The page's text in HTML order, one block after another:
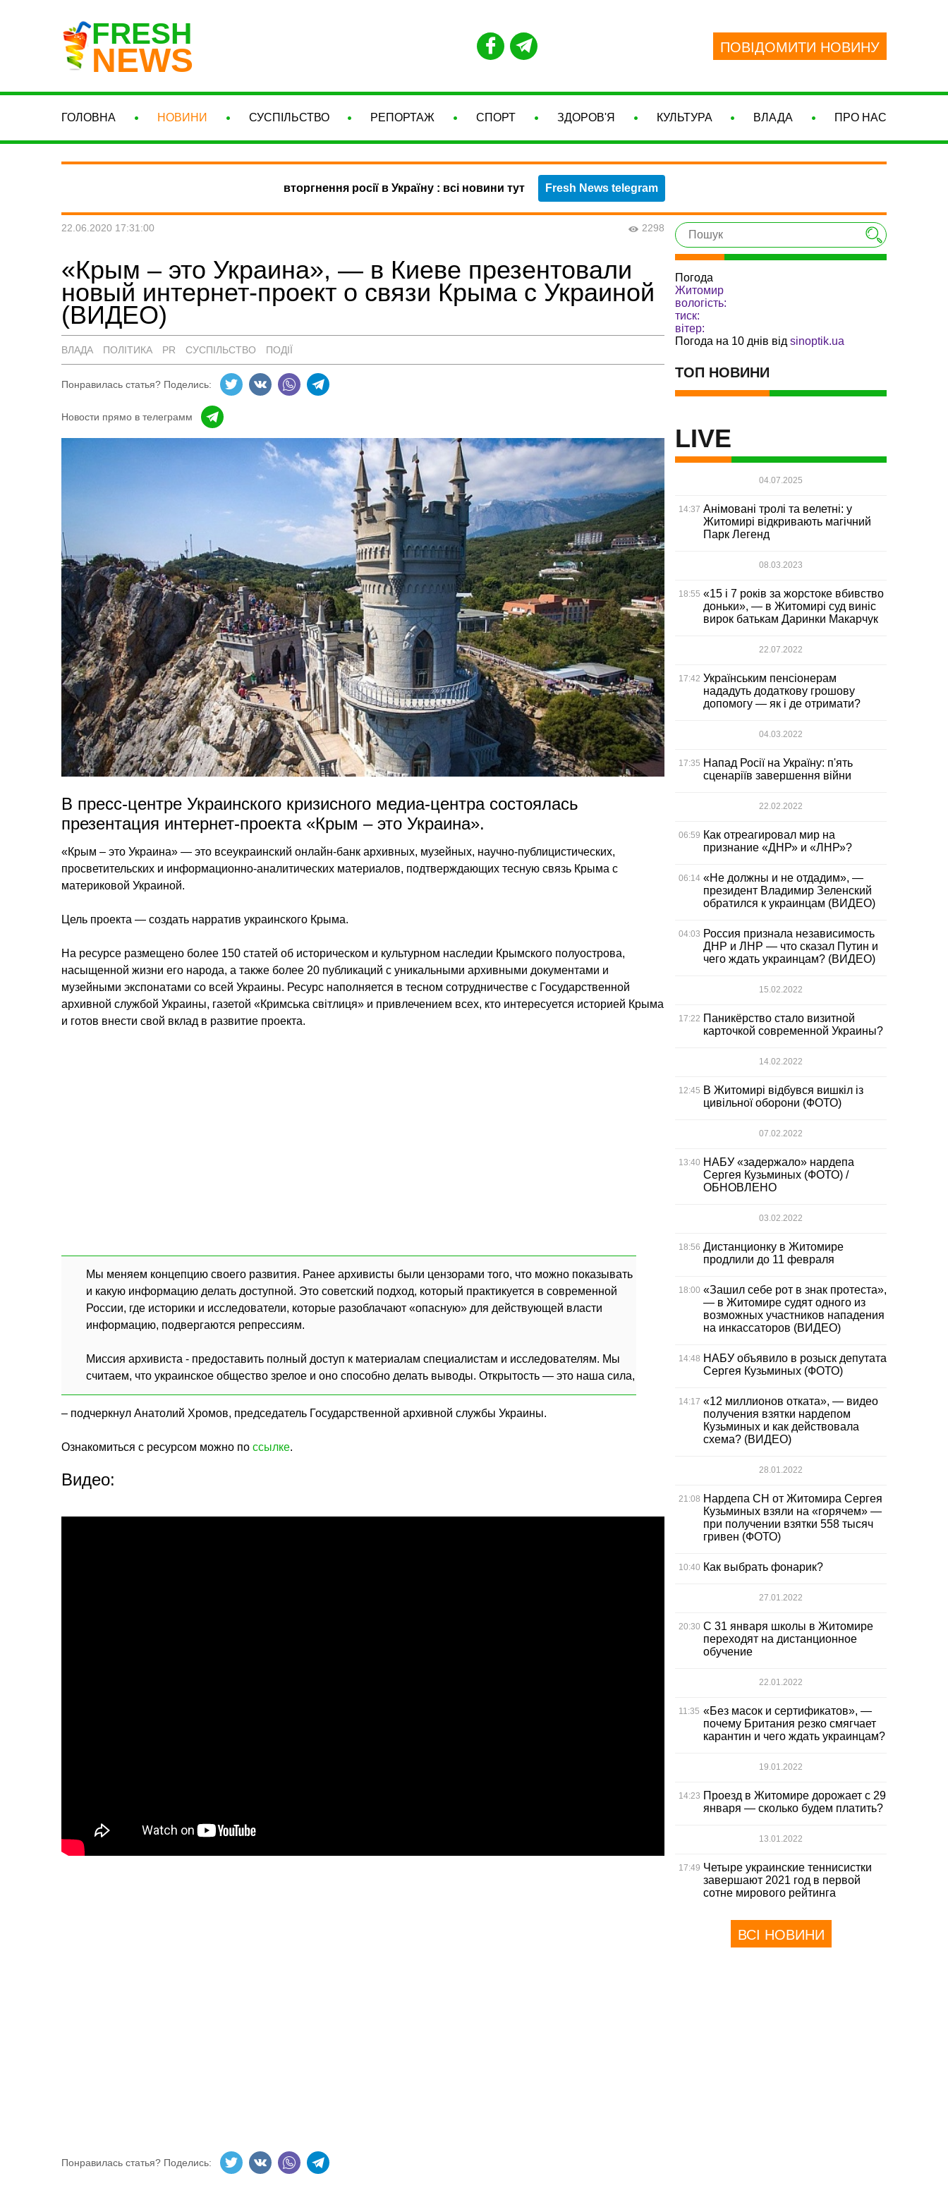
FRESH
NEWS ПОВІДОМИТИ НОВИНУ
ГОЛОВНА НОВИНИ СУСПІЛЬСТВО РЕПОРТАЖ СПОРТ ЗДОРОВ'Я КУЛЬТУРА ВЛАДА ПРО НАС
вторгнення росії в Україну : всі новини тут Fresh News telegram
22.06.2020 17:31:00 2298
«Крым – это Украина», — в Киеве презентовали
новый интернет-проект о связи Крыма с Украиной
(ВИДЕО)
ВЛАДА ПОЛІТИКА PR СУСПІЛЬСТВО ПОДІЇ
Понравилась статья? Поделись:
Новости прямо в телеграмм
В пресс-центре Украинского кризисного медиа-центра состоялась
презентация интернет-проекта «Крым – это Украина».
«Крым – это Украина» — это всеукраинский онлайн-банк архивных, музейных, научно-публицистических,
просветительских и информационно-аналитических материалов, подтверждающих тесную связь Крыма с
материковой Украиной.
Цель проекта — cоздать нарратив украинского Крыма.
На ресурсе размещено более 150 статей об историческом и культурном наследии Крымского полуострова,
насыщенной жизни его народа, а также более 20 публикаций с уникальными архивными документами и
музейными экспонатами со всей Украины. Ресурс наполняется в тесном сотрудничестве с Государственной
архивной службой Украины, газетой «Кримська світлиця» и привлечением всех, кто интересуется историей Крыма
и готов внести свой вклад в развитие проекта.
Мы меняем концепцию своего развития. Ранее архивисты были цензорами того, что можно показывать
и какую информацию делать доступной. Это советский подход, который практикуется в современной
России, где историки и исследователи, которые разоблачают «опасную» для действующей власти
информацию, подвергаются репрессиям.
Миссия архивиста - предоставить полный доступ к материалам специалистам и исследователям. Мы
считаем, что украинское общество зрелое и оно способно делать выводы. Открытость — это наша сила,
– подчеркнул Анатолий Хромов, председатель Государственной архивной службы Украины.
Ознакомиться с ресурсом можно по ссылке.
Видео:
Понравилась статья? Поделись:
Погода
Житомир
вологість:
тиск:
вітер:
Погода на 10 днів від sinoptik.ua
ТОП НОВИНИ
LIVE
04.07.2025
14:37 Анімовані тролі та велетні: у
Житомирі відкривають магічний
Парк Легенд
08.03.2023
18:55 «15 і 7 років за жорстоке вбивство
доньки», — в Житомирі суд виніс
вирок батькам Даринки Макарчук
22.07.2022
17:42 Українським пенсіонерам
нададуть додаткову грошову
допомогу — як і де отримати?
04.03.2022
17:35 Напад Росії на Україну: п'ять
сценаріїв завершення війни
22.02.2022
06:59 Как отреагировал мир на
признание «ДНР» и «ЛНР»?
06:14 «Не должны и не отдадим», —
президент Владимир Зеленский
обратился к украинцам (ВИДЕО)
04:03 Россия признала независимость
ДНР и ЛНР — что сказал Путин и
чего ждать украинцам? (ВИДЕО)
15.02.2022
17:22 Паникёрство стало визитной
карточкой современной Украины?
14.02.2022
12:45 В Житомирі відбувся вишкіл із
цивільної оборони (ФОТО)
07.02.2022
13:40 НАБУ «задержало» нардепа
Сергея Кузьминых (ФОТО) /
ОБНОВЛЕНО
03.02.2022
18:56 Дистанционку в Житомире
продлили до 11 февраля
18:00 «Зашил себе рот в знак протеста»,
— в Житомире судят одного из
возможных участников нападения
на инкассаторов (ВИДЕО)
14:48 НАБУ объявило в розыск депутата
Сергея Кузьминых (ФОТО)
14:17 «12 миллионов отката», — видео
получения взятки нардепом
Кузьминых и как действовала
схема? (ВИДЕО)
28.01.2022
21:08 Нардепа СН от Житомира Сергея
Кузьминых взяли на «горячем» —
при получении взятки 558 тысяч
гривен (ФОТО)
10:40 Как выбрать фонарик?
27.01.2022
20:30 С 31 января школы в Житомире
переходят на дистанционное
обучение
22.01.2022
11:35 «Без масок и сертификатов», —
почему Британия резко смягчает
карантин и чего ждать украинцам?
19.01.2022
14:23 Проезд в Житомире дорожает с 29
января — сколько будем платить?
13.01.2022
17:49 Четыре украинские теннисистки
завершают 2021 год в первой
сотне мирового рейтинга
ВСІ НОВИНИ